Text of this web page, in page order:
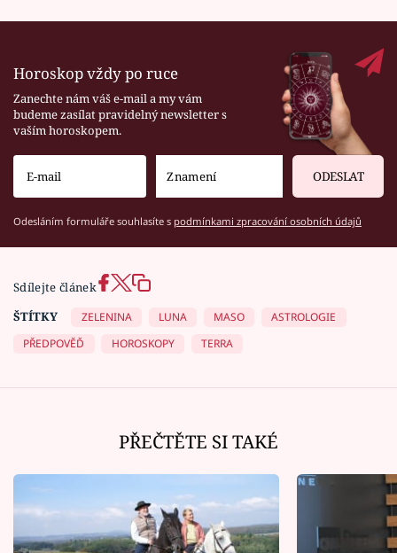
Horoskop vždy po ruce
Zanechte nám váš e-mail a my vám
budeme zasílat pravidelný newsletter s
vaším horoskopem.
ODESLAT
Odesláním formuláře souhlasíte s podmínkami zpracování osobních údajů
Sdílejte článek
ŠTÍTKY
ZELENINA LUNA MASO
ASTROLOGIE
PŘEDPOVĚĎ
HOROSKOPY TERRA
PŘEČTĚTE SI TAKÉ